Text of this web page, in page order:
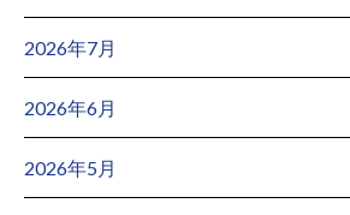
2026年7月
2026年6月
2026年5月